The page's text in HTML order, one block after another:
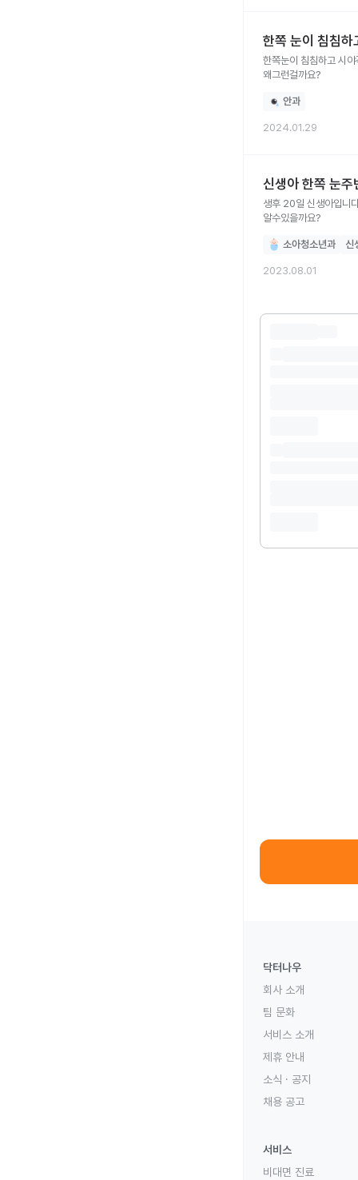
한쪽 눈이 침침
한쪽눈이 침침하고 시
왜그런걸까요?
안과
2024.01.29
신생아 한쪽 눈
생후 20일 신생아입니
알수있을까요?
소아청소년과 신
2023.08.01
닥터나우
회사 소개
팀 문화
서비스 소개
제휴 안내
소식 · 공지
채용 공고
서비스
비대면 진료